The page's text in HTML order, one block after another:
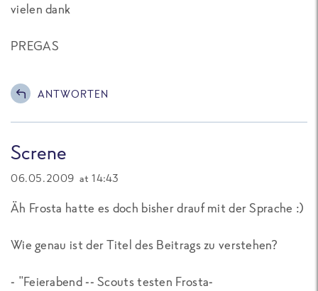
vielen dank
PREGAS
ANTWORTEN
Screne
06.05.2009 at 14:43
Äh Frosta hatte es doch bisher drauf mit der Sprache :)
Wie genau ist der Titel des Beitrags zu verstehen?
- "Feierabend -- Scouts testen Frosta-